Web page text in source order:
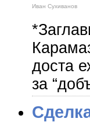
Иван Сухиванов
доста
за